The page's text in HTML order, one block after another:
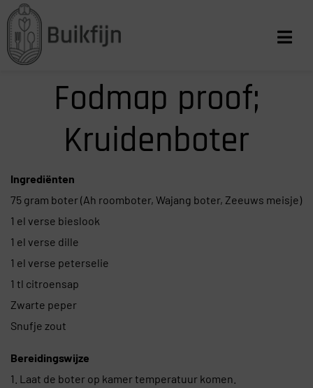
Fodmap proof;
Kruidenboter
Ingrediënten
75 gram boter (Ah roomboter, Wajang boter, Zeeuws meisje)
1 el verse bieslook
1 el verse dille
1 el verse peterselie
1 tl citroensap
Zwarte peper
Snufje zout
Bereidingswijze
1. Laat de boter op kamer temperatuur komen.